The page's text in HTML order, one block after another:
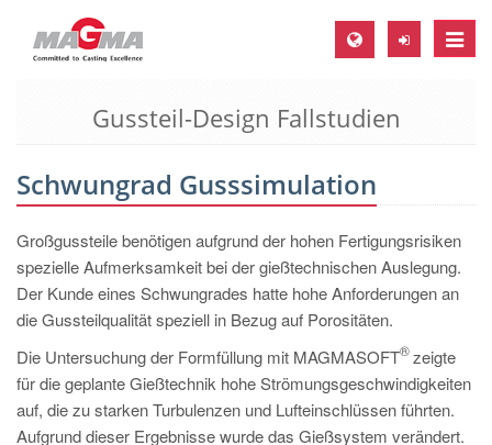
Toggle
MAGMA Europa, Deutschland
EN
MAGMA Nordamerika, USA
EN
MAGMA Asien-Pazifik, Singapur
EN
Gussteil-Design Fallstudien
Schwungrad Gusssimulation
Großgussteile benötigen aufgrund der hohen Fertigungsrisiken
spezielle Aufmerksamkeit bei der gießtechnischen Auslegung.
Der Kunde eines Schwungrades hatte hohe Anforderungen an
die Gussteilqualität speziell in Bezug auf Porositäten.
Die Untersuchung der Formfüllung mit MAGMASOFT
®zeigte
für die geplante Gießtechnik hohe Strömungsgeschwindigkeiten
auf, die zu starken Turbulenzen und Lufteinschlüssen führten.
Aufgrund dieser Ergebnisse wurde das Gießsystem verändert.